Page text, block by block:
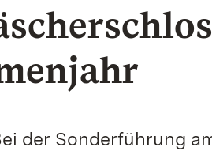
der Sonderführung